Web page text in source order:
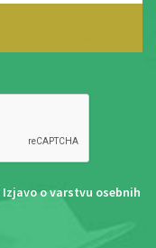
Izjavo o varstvu osebnih